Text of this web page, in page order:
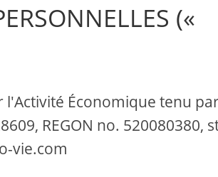
(«
Économique tenu
REGON no. 520080380,
vie.com